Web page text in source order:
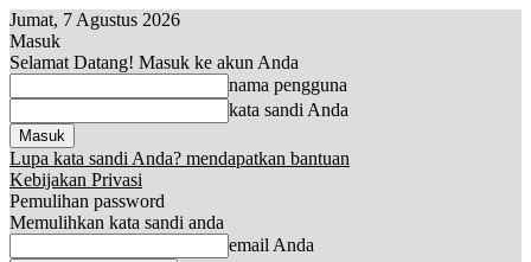
Jumat, 7 Agustus 2026
Masuk
Selamat Datang! Masuk ke akun Anda
nama pengguna
kata sandi Anda
Lupa kata sandi Anda? mendapatkan bantuan
Kebijakan Privasi
Pemulihan password
Memulihkan kata sandi anda
email Anda